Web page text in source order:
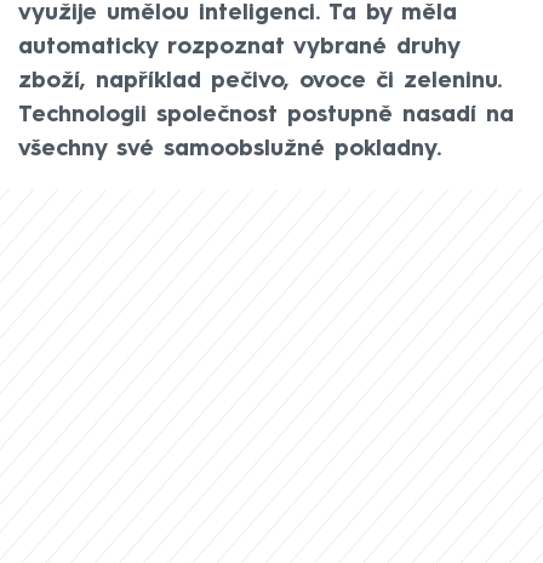
využije umělou inteligenci. Ta by měla
automaticky rozpoznat vybrané druhy
zboží, například pečivo, ovoce či zeleninu.
Technologii společnost postupně nasadí na
všechny své samoobslužné pokladny.